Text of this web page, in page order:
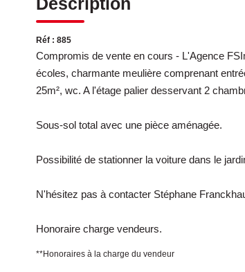
Réf : 885
Compromis de vente en cours - L'Agence
écoles, charmante meulière comprenant
25m², wc. A l'étage palier desservant 2
Sous-sol total avec une pièce aménagée.
Possibilité de stationner la voiture dans le
N'hésitez pas à contacter Stéphane
Honoraire charge vendeurs.
**Honoraires à la charge du vendeur